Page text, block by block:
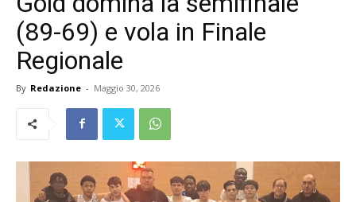
(89-69) e vola in Finale
Regionale
By Redazione - Maggio 30, 2026